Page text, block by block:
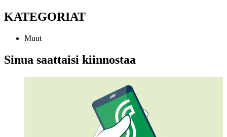
KATEGORIAT
Muut
Sinua saattaisi kiinnostaa